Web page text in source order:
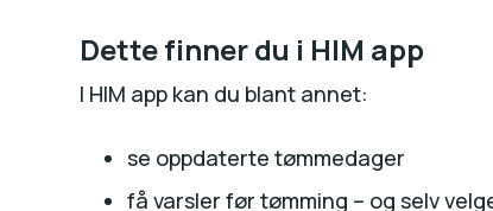
Dette finner du i HIM app
I HIM app kan du blant annet:
se oppdaterte tømmedager
få varsler før tømming – og selv